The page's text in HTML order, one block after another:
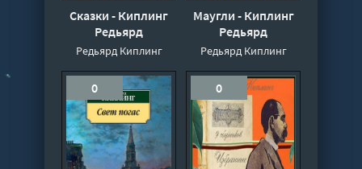
Сказки - Киплинг
Редьярд
Редьярд Киплинг
Маугли - Киплинг
Редьярд
Редьярд Киплинг
0 0